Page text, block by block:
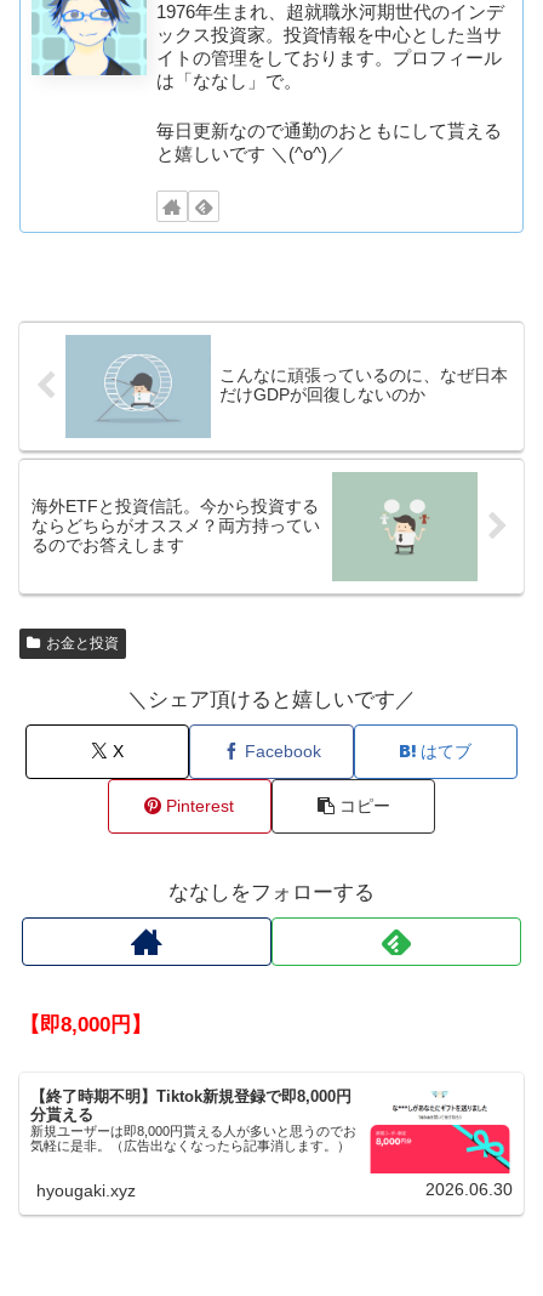
1976年生まれ、超就職氷河期世代のインデ
ックス投資家。投資情報を中心とした当サ
イトの管理をしております。プロフィール
は「ななし」で。
毎日更新なので通勤のおともにして貰える
と嬉しいです ＼(^o^)／
こんなに頑張っているのに、なぜ日本
だけGDPが回復しないのか
海外ETFと投資信託。今から投資する
ならどちらがオススメ？両方持ってい
るのでお答えします
お金と投資
＼シェア頂けると嬉しいです／
X Facebook はてブ
Pinterest コピー
ななしをフォローする
【即8,000円】
【終了時期不明】Tiktok新規登録で即8,000円
分貰える
新規ユーザーは即8,000円貰える人が多いと思うのでお
気軽に是非。（広告出なくなったら記事消します。）
hyougaki.xyz 2026.06.30